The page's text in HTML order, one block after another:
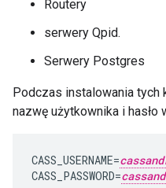
Routery
serwery Qpid.
Serwery Postgres
Podczas instalowania
nazwę użytkownika i hasło
CASS_USERNAME=
CASS_PASSWORD=